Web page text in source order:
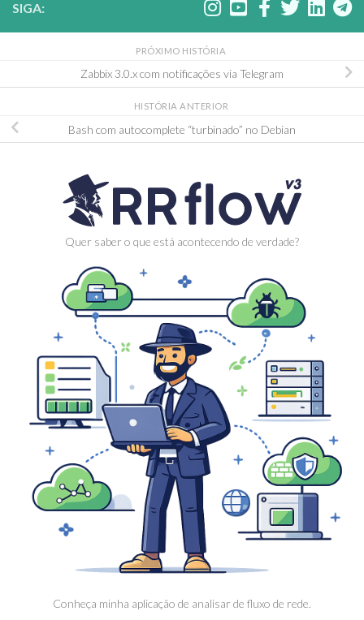
SIGA:
PRÓXIMO HISTÓRIA
Zabbix 3.0.x com notificações via Telegram
HISTÓRIA ANTERIOR
Bash com autocomplete “turbinado” no Debian
Quer saber o que está acontecendo de verdade?
Conheça minha aplicação de analisar de fluxo de rede.